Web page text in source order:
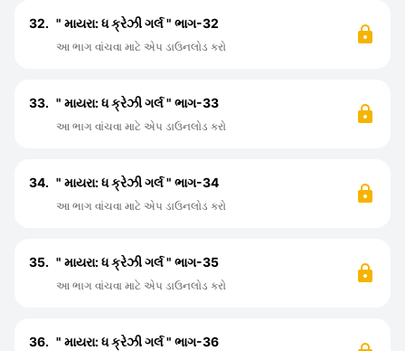
32. " માયરા: ધ ક્રેઝી ગર્લ " ભાગ-32
આ ભાગ વાંચવા માટે એપ ડાઉનલોડ કરો
33. " માયરા: ધ ક્રેઝી ગર્લ " ભાગ-33
આ ભાગ વાંચવા માટે એપ ડાઉનલોડ કરો
34. " માયરા: ધ ક્રેઝી ગર્લ " ભાગ-34
આ ભાગ વાંચવા માટે એપ ડાઉનલોડ કરો
35. " માયરા: ધ ક્રેઝી ગર્લ " ભાગ-35
આ ભાગ વાંચવા માટે એપ ડાઉનલોડ કરો
36. " માયરા: ધ ક્રેઝી ગર્લ " ભાગ-36